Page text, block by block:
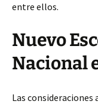
entre ellos.
Nuevo
Nacional
Las